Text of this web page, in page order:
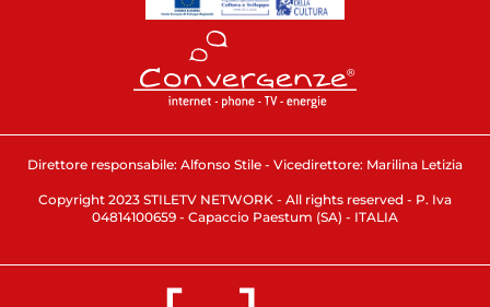
Direttore responsabile: Alfonso Stile - Vicedirettore: Marilina Letizia
Copyright 2023 STILETV NETWORK - All rights reserved - P. Iva
04814100659 - Capaccio Paestum (SA) - ITALIA